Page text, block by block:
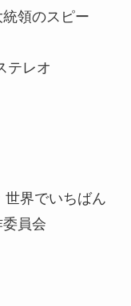
領のスピー
テレオ
世界でいちばん
員会